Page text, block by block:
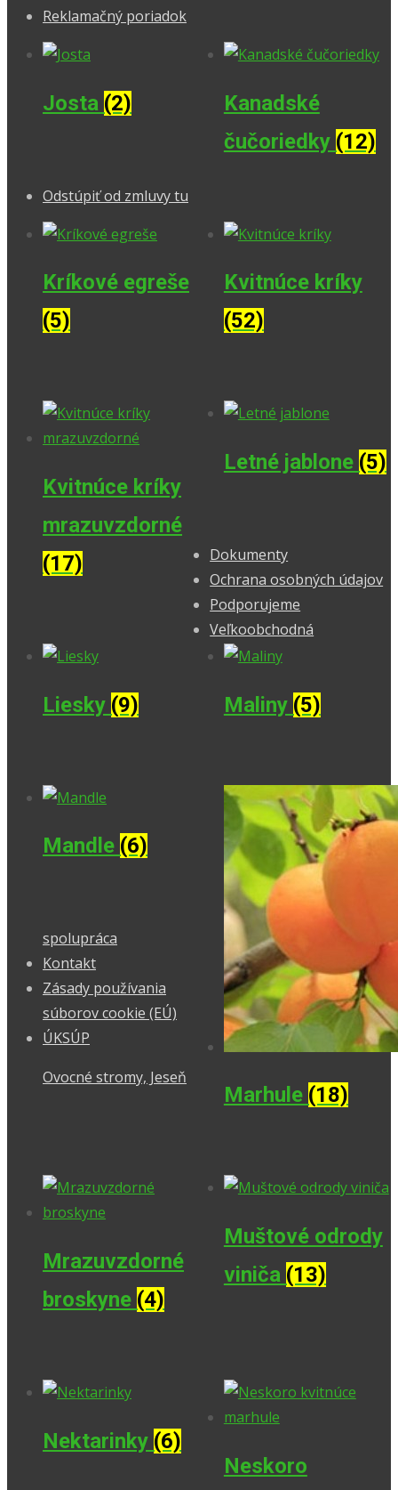
Josta (2)
Kanadské
čučoriedky (12)
Kríkové egreše
(5)
Kvitnúce kríky
(52)
Kvitnúce kríky
mrazuvzdorné
(17)
Letné jablone (5)
Liesky (9) Maliny (5)
Mandle (6)
Marhule (18)
Mrazuvzdorné
broskyne (4)
Muštové odrody
viniča (13)
Nektarinky (6)
Neskoro
Reklamačný poriadok
Odstúpiť od zmluvy tu
Dokumenty
Ochrana osobných údajov
Podporujeme
Veľkoobchodná
spolupráca
Kontakt
Zásady používania
súborov cookie (EÚ)
ÚKSÚP
Ovocné stromy, Jeseň